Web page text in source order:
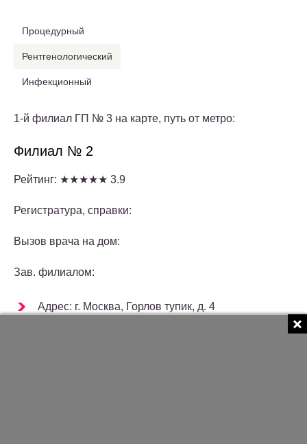
Процедурный
Рентгенологический
Инфекционный
1-й филиал ГП № 3 на карте, путь от метро:
Филиал № 2
Рейтинг: ★★★★★ 3.9
Регистратура, справки:
Вызов врача на дом:
Зав. филиалом:
Адрес: г. Москва, Горлов тупик, д. 4